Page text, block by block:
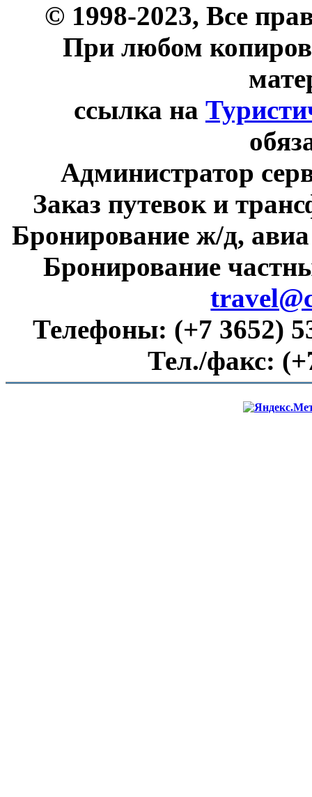
© 1998-2023, Все
При любом
ссылка на
Администратор
Заказ путевок и
Бронирование ж/д,
Бронирование
Телефоны: (+7 3652)
Тел./факс: